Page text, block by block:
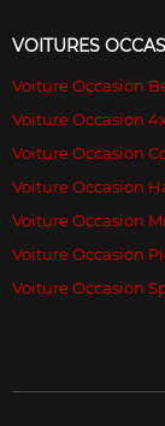
VOITURES
Voiture Occasion
Voiture Occasion
Voiture Occasion
Voiture Occasion
Voiture Occasion
Voiture Occasion
Voiture Occasion